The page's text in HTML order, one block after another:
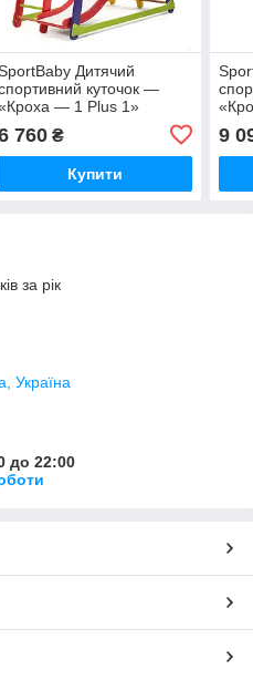
Дитячий
куточок —
— 1 Plus 1»
760₴
Купити
9
за рік
Україна
до 22:00